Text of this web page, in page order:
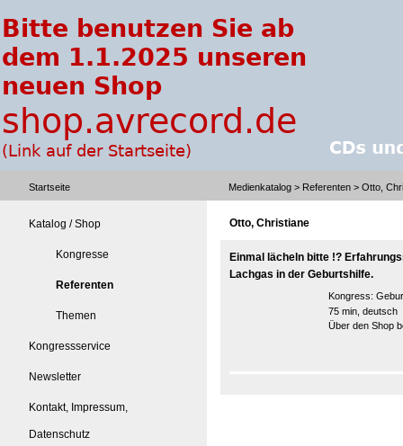
Startseite Medienkatalog > Referenten > Otto,
Katalog / Shop
Kongresse
Referenten
Themen
Kongressservice
Newsletter
Kontakt, Impressum,
Datenschutz
Otto, Christiane
Einmal lächeln bitte !?
Lachgas in der Geburtshilfe.
Kongress:
75 min, deutsch
Über den Shop